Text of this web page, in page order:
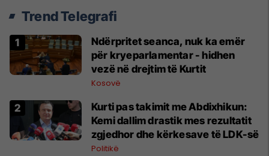
Trend Telegrafi
Ndërpritet seanca, nuk ka emër
për kryeparlamentar - hidhen
vezë në drejtim të Kurtit
Kosovë
Kurti pas takimit me Abdixhikun:
Kemi dallim drastik mes rezultatit
zgjedhor dhe kërkesave të LDK-së
Politikë